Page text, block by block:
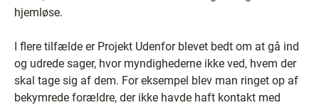
hjemløse.
I flere tilfælde er Projekt Udenfor blevet bedt om at gå ind
og udrede sager, hvor myndighederne ikke ved, hvem der
skal tage sig af dem. For eksempel blev man ringet op af
bekymrede forældre, der ikke havde haft kontakt med